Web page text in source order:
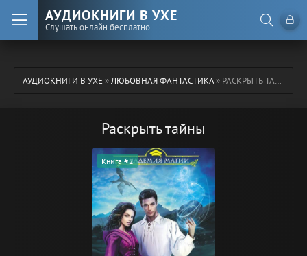
АУДИОКНИГИ В УХЕ
Слушать онлайн бесплатно
АУДИОКНИГИ В УХЕ»ЛЮБОВНАЯ ФАНТАСТИКА» РАСКРЫТЬ ТАЙНЫ
Раскрыть тайны
Книга #2